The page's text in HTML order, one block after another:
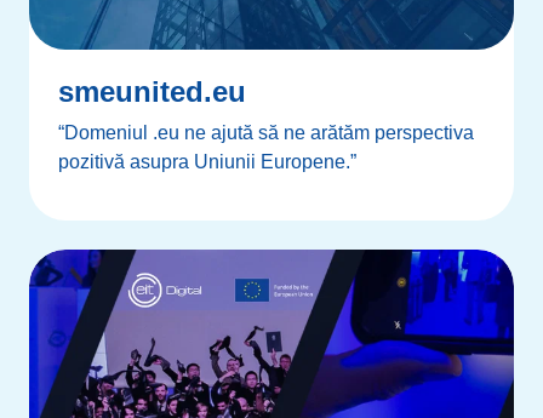
smeunited.eu
“Domeniul .eu ne ajută să ne arătăm perspectiva
pozitivă asupra Uniunii Europene.”